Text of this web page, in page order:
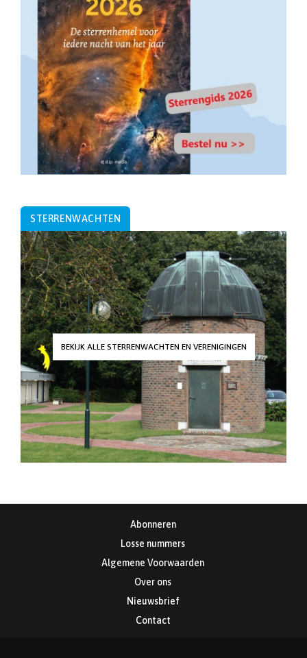
STERRENWACHTEN
BEKIJK ALLE STERRENWACHTEN EN VERENIGINGEN
Abonneren
Losse nummers
Algemene Voorwaarden
Over ons
Nieuwsbrief
Contact